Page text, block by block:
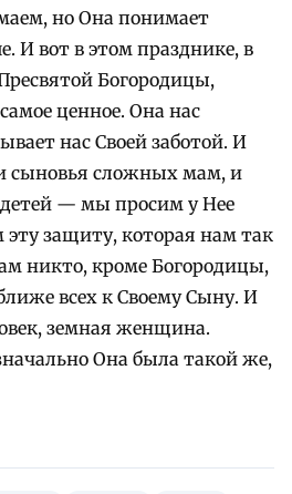
но Она понимает
И вот в этом празднике, в
Богородицы,
ценное. Она нас
нас Своей заботой. И
сыновья сложных мам, и
— мы просим у Нее
защиту, которая нам так
никто, кроме Богородицы,
всех к Своему Сыну. И
земная женщина.
Она была такой же,